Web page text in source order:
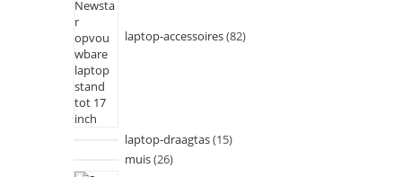
laptop-accessoires 82
laptop-draagtas 15
muis 26